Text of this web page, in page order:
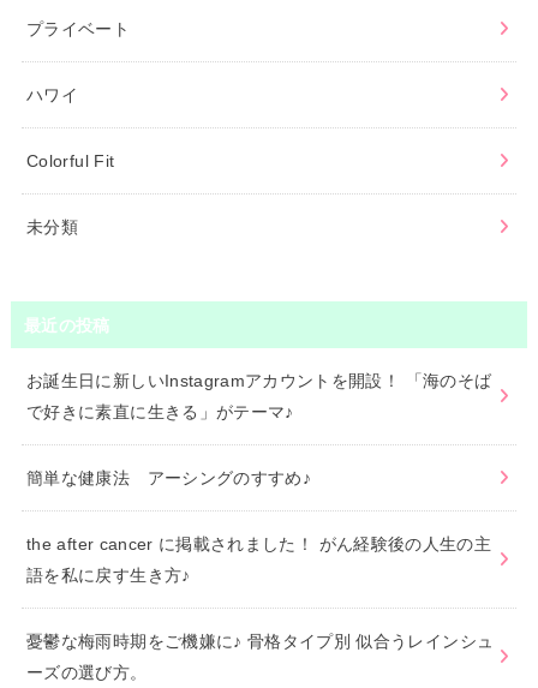
プライベート
ハワイ
Colorful Fit
未分類
最近の投稿
お誕生日に新しいInstagramアカウントを開設！ 「海のそば
で好きに素直に生きる」がテーマ♪
簡単な健康法 アーシングのすすめ♪
the after cancer に掲載されました！ がん経験後の人生の主
語を私に戻す生き方♪
憂鬱な梅雨時期をご機嫌に♪ 骨格タイプ別 似合うレインシュ
ーズの選び方。